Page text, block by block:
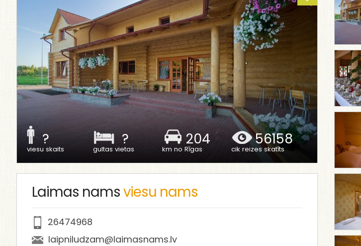
?
viesu skaits
?
gultas vietas
204
km no Rīgas
56158
cik reizes skatīts
Laimas namsviesu nams
26474968
laipniludzam@laimasnams.lv